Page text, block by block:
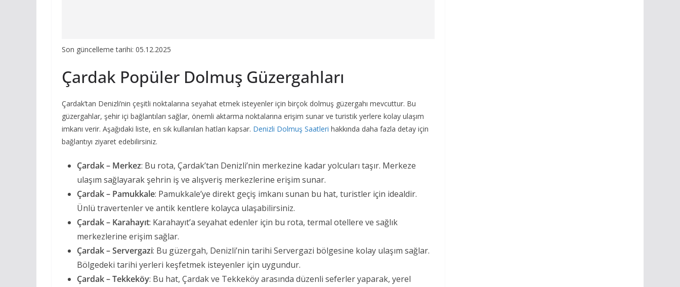
Son güncelleme tarihi: 05.12.2025
Çardak Popüler Dolmuş Güzergahları
Çardak’tan Denizli’nin çeşitli noktalarına seyahat etmek isteyenler için birçok dolmuş güzergahı mevcuttur. Bu
güzergahlar, şehir içi bağlantıları sağlar, önemli aktarma noktalarına erişim sunar ve turistik yerlere kolay ulaşım
imkanı verir. Aşağıdaki liste, en sık kullanılan hatları kapsar. Denizli Dolmuş Saatleri hakkında daha fazla detay için
bağlantıyı ziyaret edebilirsiniz.
Çardak – Merkez: Bu rota, Çardak’tan Denizli’nin merkezine kadar yolcuları taşır. Merkeze
ulaşım sağlayarak şehrin iş ve alışveriş merkezlerine erişim sunar.
Çardak – Pamukkale: Pamukkale’ye direkt geçiş imkanı sunan bu hat, turistler için idealdir.
Ünlü travertenler ve antik kentlere kolayca ulaşabilirsiniz.
Çardak – Karahayıt: Karahayıt’a seyahat edenler için bu rota, termal otellere ve sağlık
merkezlerine erişim sağlar.
Çardak – Servergazi: Bu güzergah, Denizli’nin tarihi Servergazi bölgesine kolay ulaşım sağlar.
Bölgedeki tarihi yerleri keşfetmek isteyenler için uygundur.
Çardak – Tekkeköy: Bu hat, Çardak ve Tekkeköy arasında düzenli seferler yaparak, yerel